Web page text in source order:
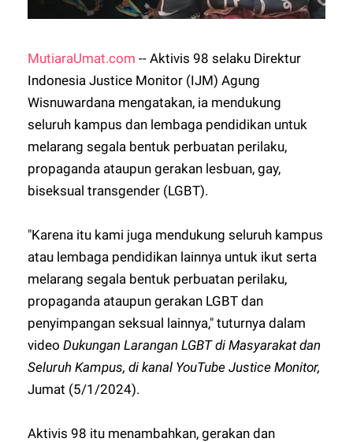
MutiaraUmat.com -- Aktivis 98 selaku Direktur
Indonesia Justice Monitor (IJM) Agung
Wisnuwardana mengatakan, ia mendukung
seluruh kampus dan lembaga pendidikan untuk
melarang segala bentuk perbuatan perilaku,
propaganda ataupun gerakan lesbuan, gay,
biseksual transgender (LGBT).
"Karena itu kami juga mendukung seluruh kampus
atau lembaga pendidikan lainnya untuk ikut serta
melarang segala bentuk perbuatan perilaku,
propaganda ataupun gerakan LGBT dan
penyimpangan seksual lainnya," tuturnya dalam
videoDukungan Larangan LGBT di Masyarakat dan
Seluruh Kampus, di kanal YouTube Justice Monitor,
Jumat (5/1/2024).
Aktivis 98 itu menambahkan, gerakan dan